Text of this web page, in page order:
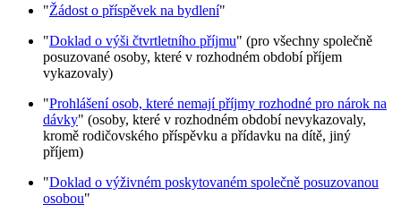
"Žádost o příspěvek na bydlení"
"Doklad o výši čtvrtletního příjmu" (pro všechny společně
posuzované osoby, které v rozhodném období příjem
vykazovaly)
"Prohlášení osob, které nemají příjmy rozhodné pro nárok na
dávky" (osoby, které v rozhodném období nevykazovaly,
kromě rodičovského příspěvku a přídavku na dítě, jiný
příjem)
"Doklad o výživném poskytovaném společně posuzovanou
osobou"